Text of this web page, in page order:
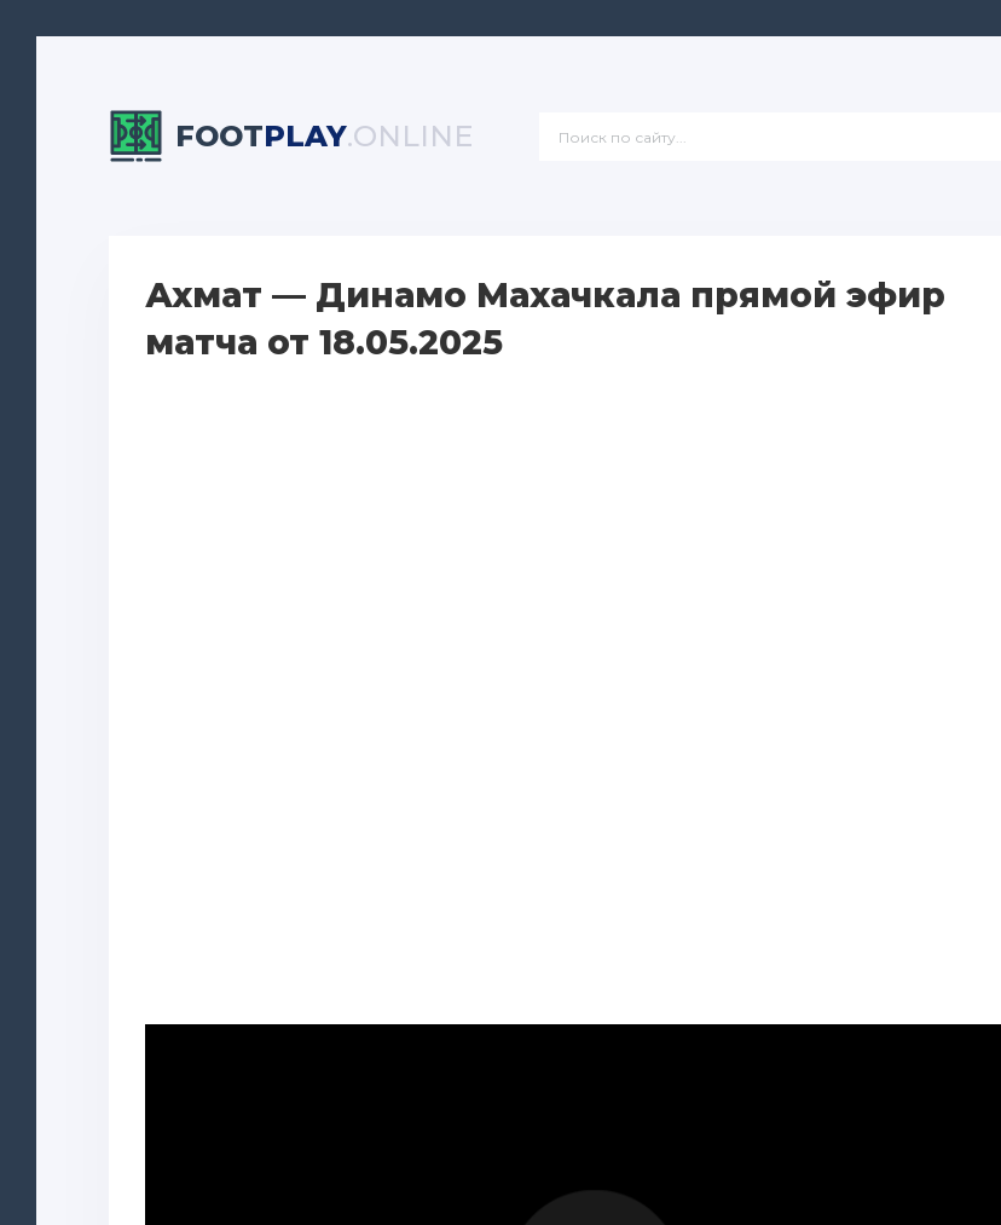
FOOTPLAY.ONLINE
Ахмат — Динамо Махачкала прямой эфир
матча от 18.05.2025